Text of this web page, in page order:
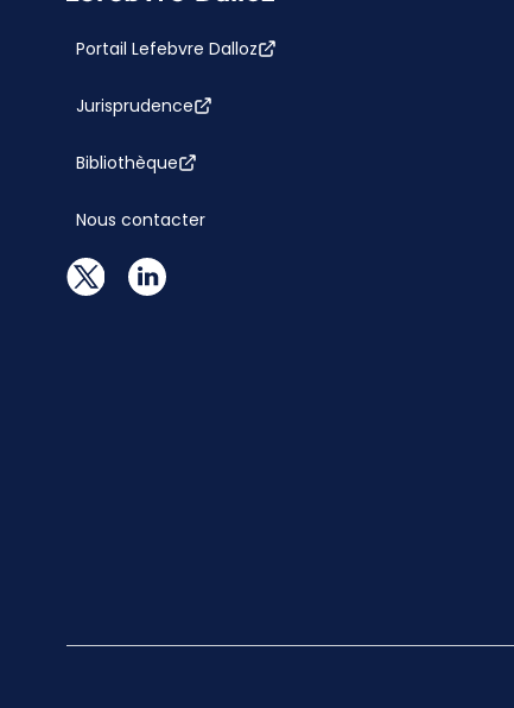
Portail Lefebvre Dalloz
Jurisprudence
Bibliothèque
Nous contacter